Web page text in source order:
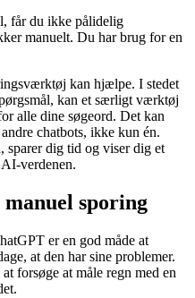
får du ikke pålidelig
manuelt. Du har brug for en
kan hjælpe. I stedet
kan et særligt værktøj
alle dine søgeord. Det kan
chatbots, ikke kun én.
sparer dig tid og viser dig et
verdenen.
sporing
er en god måde at
at den har sine problemer.
forsøge at måle regn med en